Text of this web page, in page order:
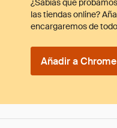
¿Sabías que
las tiendas online?
encargaremos de
Añadir a